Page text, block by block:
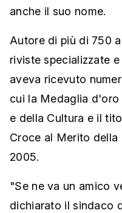
anche il suo nome.
Autore di più di 750
riviste specializzate
aveva ricevuto
cui la Medaglia d'oro
e della Cultura e il
Croce al Merito della
2005.
"Se ne va un amico
dichiarato il sindaco